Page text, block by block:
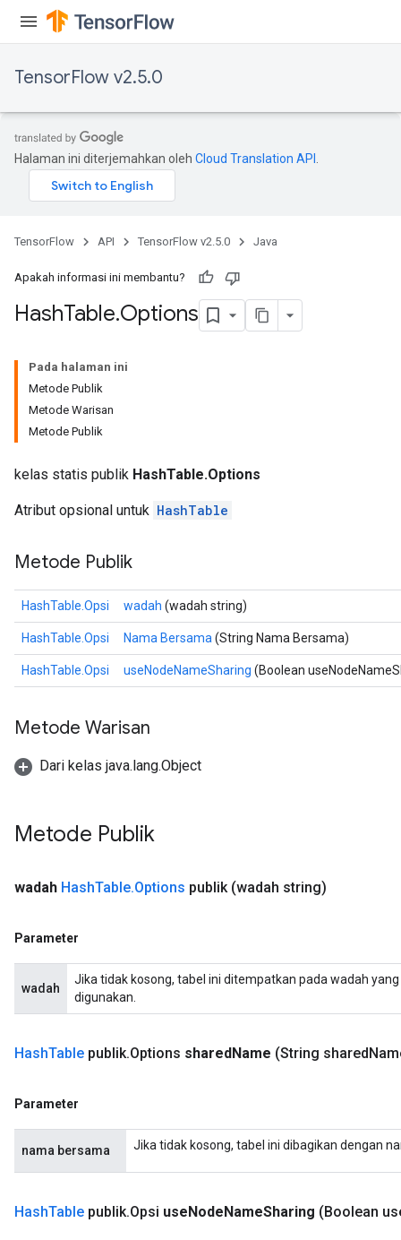
TensorFlow v2.5.0
Halaman ini diterjemahkan oleh Cloud Translation API
TensorFlow API TensorFlow v2.5.0 Java
Apakah informasi ini membantu?
HashTable.Options
Pada halaman ini
Metode Publik
Metode Warisan
Metode Publik
kelas statis publik HashTable.Options
Atribut opsional untuk HashTable
Metode Publik
HashTable.Opsi wadah (wadah string)
HashTable.Opsi Nama Bersama (String Nama Bersama)
HashTable.Opsi useNodeNameSharing (Boolean
Metode Warisan
Dari kelas java.lang.Object
Metode Publik
wadah HashTable.Options publik (wadah string)
Parameter
wadah
Jika tidak kosong, tabel ini ditempatkan pada wadah
digunakan.
HashTable publik.Options sharedName (String shared
Parameter
nama bersama Jika tidak kosong, tabel ini dibagikan dengan
HashTable publik.Opsi useNodeNameSharing (Boolean